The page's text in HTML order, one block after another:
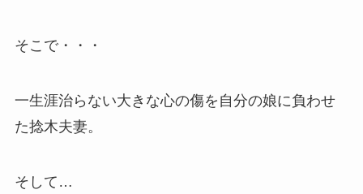
そこで・・・
一生涯治らない大きな心の傷を自分の娘に負わせ
た捻木夫妻。
そして…